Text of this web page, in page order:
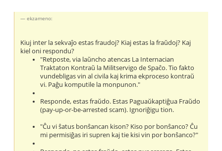
ekzameno:
Kiuj inter la sekvaĵo estas fraudoj? Kiaj estas la fraŭdoj? Kaj
kiel oni respondu?
"Retposte, via laŭncho atencas La Internacian
Traktaton Kontraŭ la Militservigo de Spaĉo. Tio fakto
vundebligas vin al civila kaj krima ekproceso kontraŭ
vi. Paĝu komputile la monpunon."
Responde, estas fraŭdo. Estas Paguaŭkaptiĝua Fraŭdo
(pay-up-or-be-arrested scam). Ignoriĝigu tion.
"Ĉu vi ŝatus bonŝancan kison? Kiso por bonŝanco? Ĉu
mi permisiĝas iri supren kaj tie kisi vin por bonŝanco?"